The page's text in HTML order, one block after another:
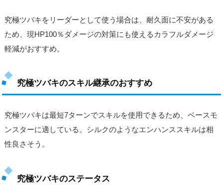
究極ツバキをリーダーとして使う場合は、耐久面に不安がある
ため、現HP100％ダメージの対策にも使えるカラフルダメージ
軽減がおすすめ。
究極ツバキのスキル継承のおすすめ
究極ツバキは最短7ターンでスキルを使用できるため、ベースモ
ンスターに適している。シルクのようなエンハンススキルは相
性良さそう。
究極ツバキのステータス